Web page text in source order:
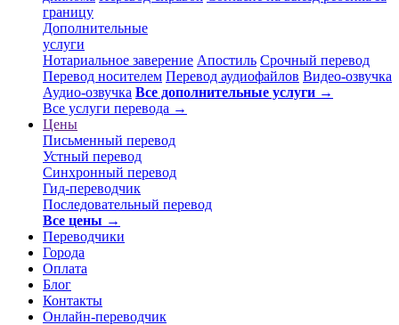
границу
Дополнительные
услуги
Нотариальное заверение Апостиль Срочный перевод
Перевод носителем Перевод аудиофайлов Видео-озвучка
Аудио-озвучка Все дополнительные услуги →
Все услуги перевода →
Цены
Письменный перевод
Устный перевод
Синхронный перевод
Гид-переводчик
Последовательный перевод
Все цены →
Переводчики
Города
Оплата
Блог
Контакты
Онлайн-переводчик